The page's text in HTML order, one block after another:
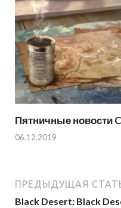
Пятничные новости
06.12.2019
ПРЕДЫДУЩАЯ
Black Desert: Black